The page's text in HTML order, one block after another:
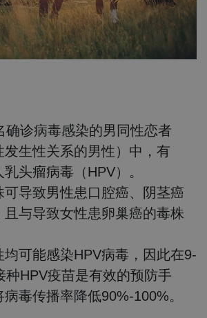
确诊病毒感染的男同性恋者
发生性关系的男性）中，有
头瘤病毒（HPV）。
可导致男性患口腔癌、阴茎癌
且与导致女性患卵巢癌的毒株
均可能感染HPV病毒，因此在9-
种HPV疫苗是有效的预防手
毒传播率降低90%-100%。